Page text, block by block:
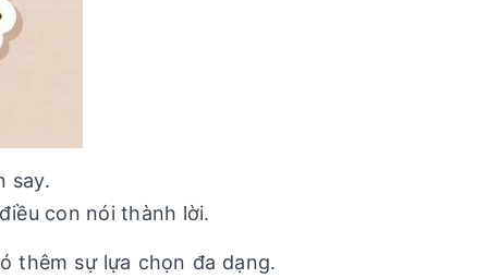
say.
con nói thành lời.
thêm sự lựa chọn đa dạng.